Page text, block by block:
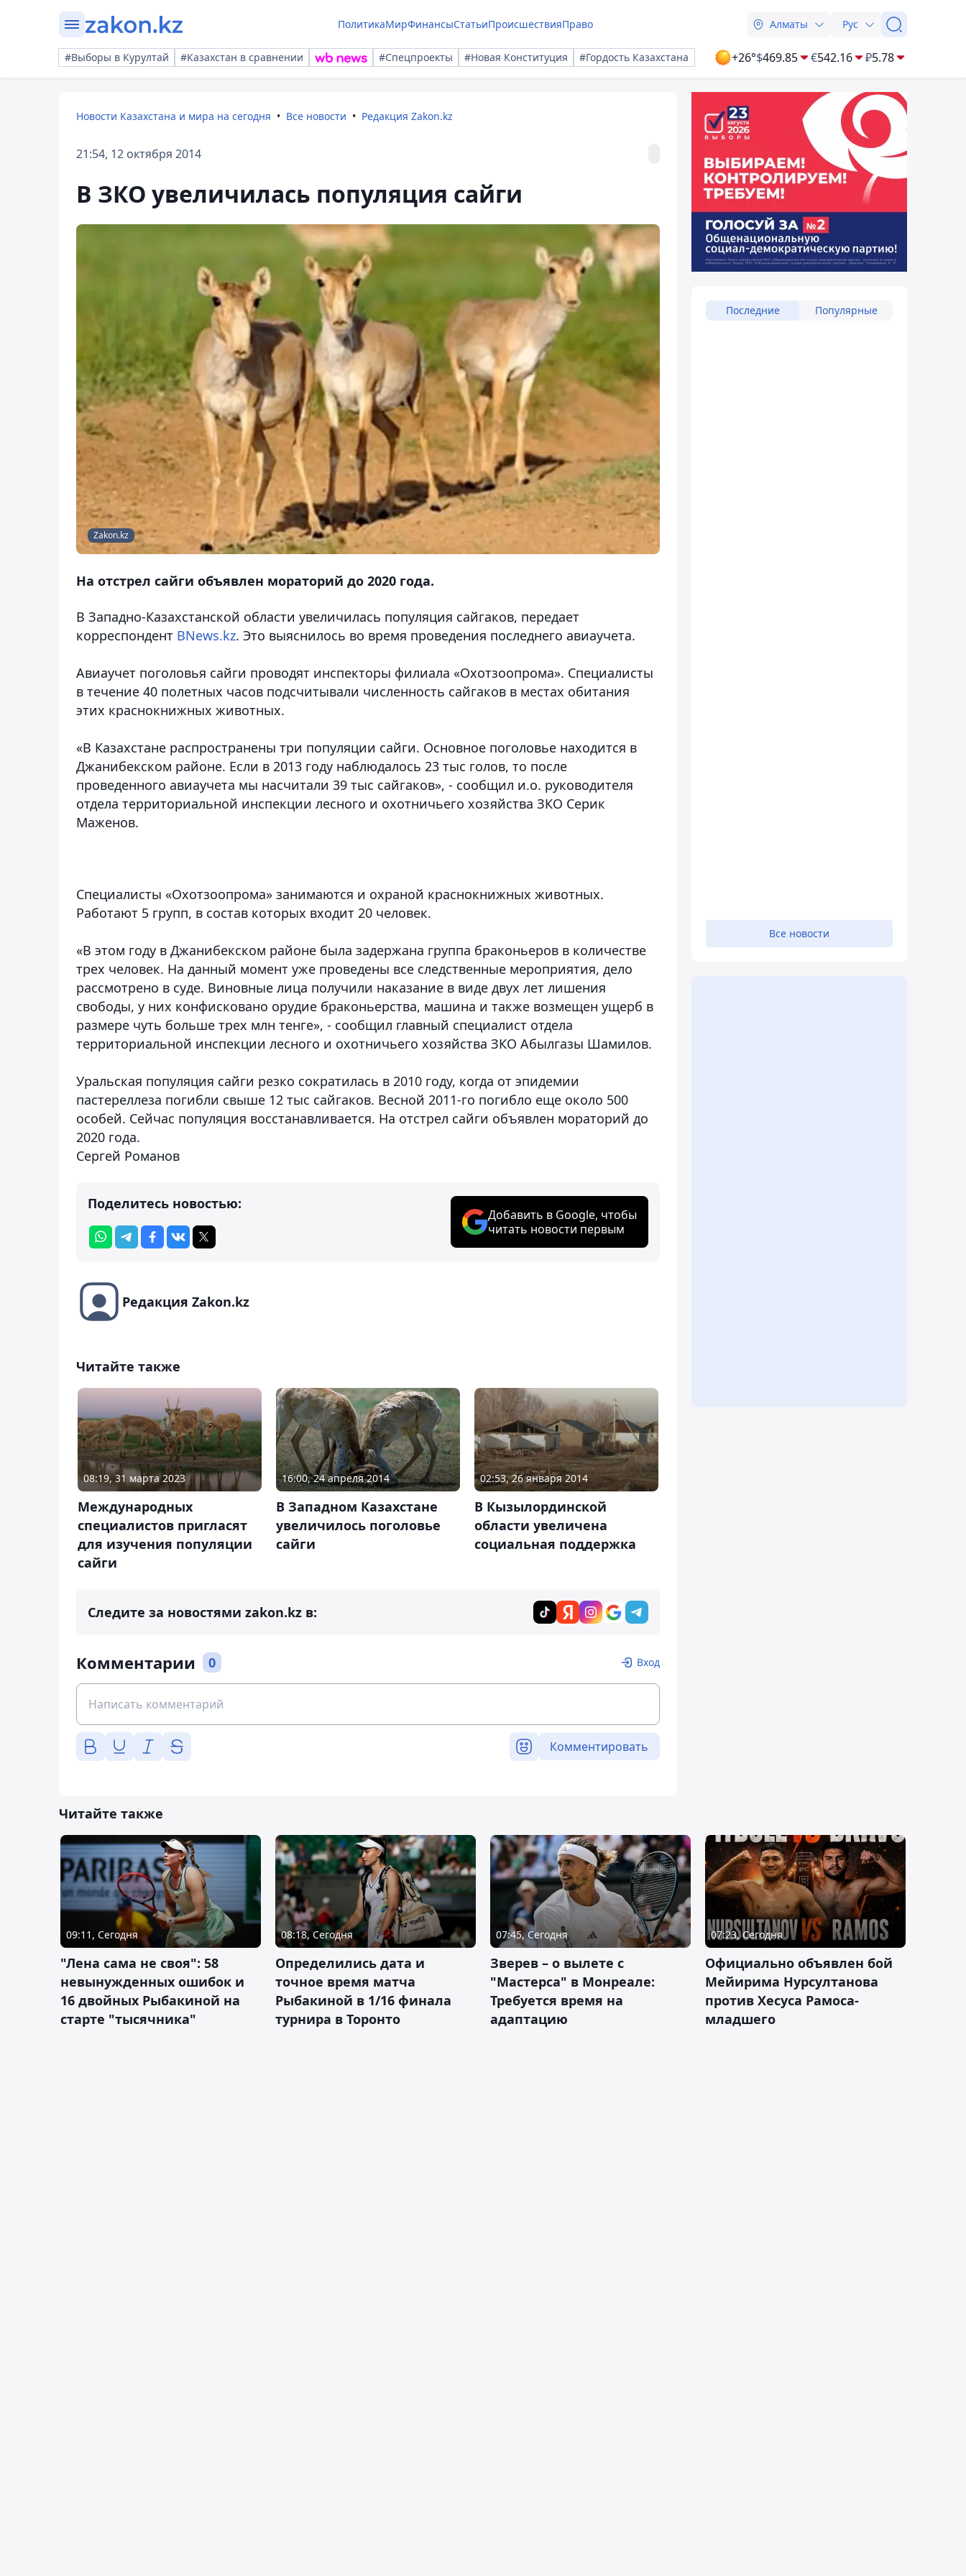
ПолитикаМирФинансыСтатьиПроисшествияПраво Алматы Рус
#Выборы в Курултай #Казахстан в сравнении #Спецпроекты #Новая Конституция #Гордость Казахстана +26°$469.85 €542.16 ₽5.78
Новости Казахстана и мира на сегодня Все новости Редакция Zakon.kz
21:54, 12 октября 2014
В ЗКО увеличилась популяция сайги
Zakon.kz
На отстрел сайги объявлен мораторий до 2020 года.
В Западно-Казахстанской области увеличилась популяция сайгаков, передает
корреспондент BNews.kz. Это выяснилось во время проведения последнего авиаучета.
Авиаучет поголовья сайги проводят инспекторы филиала «Охотзоопрома». Специалисты
в течение 40 полетных часов подсчитывали численность сайгаков в местах обитания
этих краснокнижных животных.
«В Казахстане распространены три популяции сайги. Основное поголовье находится в
Джанибекском районе. Если в 2013 году наблюдалось 23 тыс голов, то после
проведенного авиаучета мы насчитали 39 тыс сайгаков», - сообщил и.о. руководителя
отдела территориальной инспекции лесного и охотничьего хозяйства ЗКО Серик
Маженов.
Специалисты «Охотзоопрома» занимаются и охраной краснокнижных животных.
Работают 5 групп, в состав которых входит 20 человек.
«В этом году в Джанибекском районе была задержана группа браконьеров в количестве
трех человек. На данный момент уже проведены все следственные мероприятия, дело
рассмотрено в суде. Виновные лица получили наказание в виде двух лет лишения
свободы, у них конфисковано орудие браконьерства, машина и также возмещен ущерб в
размере чуть больше трех млн тенге», - сообщил главный специалист отдела
территориальной инспекции лесного и охотничьего хозяйства ЗКО Абылгазы Шамилов.
Уральская популяция сайги резко сократилась в 2010 году, когда от эпидемии
пастереллеза погибли свыше 12 тыс сайгаков. Весной 2011-го погибло еще около 500
особей. Сейчас популяция восстанавливается. На отстрел сайги объявлен мораторий до
2020 года.
Сергей Романов
Поделитесь новостью:
Добавить в Google, чтобы
читать новости первым
Редакция Zakon.kz
Читайте также
08:19, 31 марта 2023
Международных
специалистов пригласят
для изучения популяции
сайги
16:00, 24 апреля 2014
В Западном Казахстане
увеличилось поголовье
сайги
02:53, 26 января 2014
В Кызылординской
области увеличена
социальная поддержка
Следите за новостями zakon.kz в:
Комментарии 0 Вход
Комментировать
Последние Популярные
Все новости
Читайте также
09:11, Сегодня
"Лена сама не своя": 58
невынужденных ошибок и
16 двойных Рыбакиной на
старте "тысячника"
08:18, Сегодня
Определились дата и
точное время матча
Рыбакиной в 1/16 финала
турнира в Торонто
07:45, Сегодня
Зверев – о вылете с
"Мастерса" в Монреале:
Требуется время на
адаптацию
07:23, Сегодня
Официально объявлен бой
Мейирима Нурсултанова
против Хесуса Рамоса-
младшего